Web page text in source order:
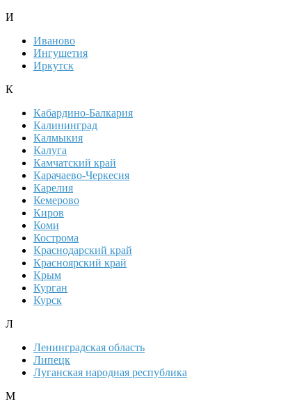
И
Иваново
Ингушетия
Иркутск
К
Кабардино-Балкария
Калининград
Калмыкия
Калуга
Камчатский край
Карачаево-Черкесия
Карелия
Кемерово
Киров
Коми
Кострома
Краснодарский край
Красноярский край
Крым
Курган
Курск
Л
Ленинградская область
Липецк
Луганская народная республика
М